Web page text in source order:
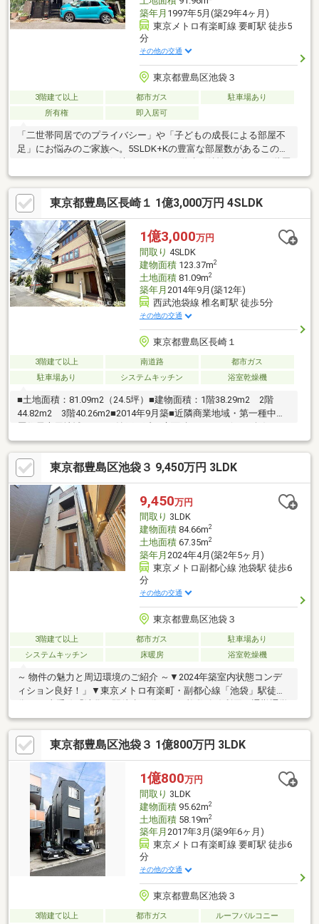
築年月 1997年5月(築29年4ヶ月)
東京メトロ有楽町線 要町駅 徒歩5
分
その他の交通
東京都豊島区池袋３
3階建て以上 都市ガス
駐車場あり
所有権
即入居可
「二世帯同居でのプライバシー」や「子どもの成長による部屋不
足」にお悩みのご家族へ。5SLDK+Kの豊富な部屋数があるこの家
なら、その困りごとを解決できます。3階建の特性を活かし、階層
ごとに世帯の空間を分ければ、生活リズムが違ってもお互い気兼
ねなく同居が可能。また5つの居室があるため、お子様それぞれに
専用の子供部屋を与えられます。そしてサービスルームは、溢れ
ていた荷物を一手に引き受ける大型クローゼットや、集中できる
テレワーク部屋に最適です。南向きの明るいリビングに集まりつ
つ、一人の時間も心地よく過ごせる設計。要町駅徒歩約5分の利便
性も魅力なこの住まいを、ぜひ現地でご内覧ください。
東京都豊島区長崎１ 1億3,000万円 4SLDK
1億3,000万円
間取り 4SLDK
建物面積123.37m2
土地面積81.09m2
築年月 2014年9月(築12年)
西武池袋線 椎名町駅 徒歩5分
その他の交通
東京都豊島区長崎１
3階建て以上 南道路
都市ガス
駐車場あり
システムキッチン 浴室乾燥機
■土地面積：81.09m2（24.5坪）■建物面積：1階38.29m2 2階
44.82m2 3階40.26m2■2014年9月築■近隣商業地域・第一種中高
部屋について1Fには納戸、2Fには書斎、3Fにはウォークインクロ
ゼットがあり、収納及び、執務室を確保。最近のマンションでは
ネックになりやすい収納部分の確保に役立ちます。また、戸建で
は駐車場も確保できているため、お車をご所有のかた、もし、な
い場合は駐輪場や物置場として、あるいは、小さなお子様がいら
っしゃる場合はプールを出したりして遊ぶ事もできます。
東京都豊島区池袋３ 9,450万円 3LDK
9,450万円
間取り 3LDK
建物面積84.66m2
土地面積67.35m2
築年月 2024年4月(築2年5ヶ月)
東京メトロ副都心線 池袋駅 徒歩6
分
その他の交通
東京都豊島区池袋３
3階建て以上 都市ガス
駐車場あり
システムキッチン
床暖房 浴室乾燥機
～ 物件の魅力と周辺環境のご紹介 ～▼2024年築室内状態コンデ
ィション良好！」▼東京メトロ有楽町・副都心線「池袋」駅徒歩6
分、JR山手線「池袋」駅徒歩12分、など複数路線利用・通勤通学
利！▼都心部の主要エリアへスムーズにアクセスでき、通勤・通
学から休日のお出かけまで、アクティブな都市生活を強力にサポ
ート！▼弊社限定家具家電30万円分キャッシュバックキャンペー
ン対象♪お得に購入が可能♪＊住宅ローン無料相談受付中＊『転職
したばかりの方』や『外国人の方』でも、まずは一度ご相談お任
せください。多数の提携銀行からご提案させていただきます！英
語、中国語対応可能。お気軽にお問合せ下さい。
東京都豊島区池袋３ 1億800万円 3LDK
1億800万円
間取り 3LDK
建物面積95.62m2
土地面積58.19m2
築年月 2017年3月(築9年6ヶ月)
東京メトロ有楽町線 要町駅 徒歩6
分
その他の交通
東京都豊島区池袋３
3階建て以上 都市ガス ルーフバルコニー